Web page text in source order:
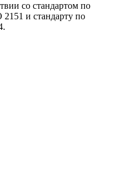
со стандартом по
и стандарту по